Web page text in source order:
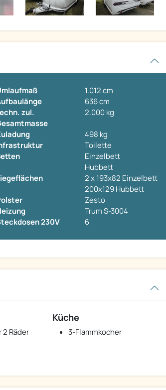
1.012 cm
636 cm
zul.
2.000 kg
498 kg
Toilette
Einzelbett
Hubbett
2 x 193x82 Einzelbett
200x129 Hubbett
Zesto
Trum S-3004
230V
6
2 Räder
Küche
3-Flammkocher